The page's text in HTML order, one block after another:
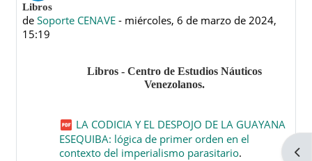
Libros
de Soporte CENAVE - miércoles, 6 de marzo de 2024,
15:19
Número de respuestas: 0
Libros - Centro de Estudios Náuticos
Venezolanos.
LA CODICIA Y EL DESPOJO DE LA GUAYANA
ESEQUIBA: lógica de primer orden en el
contexto del imperialismo parasitario.